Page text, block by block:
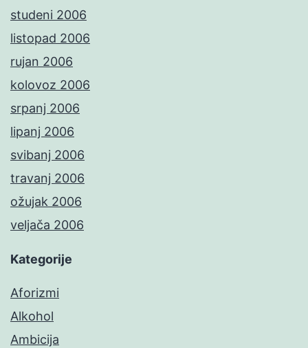
studeni 2006
listopad 2006
rujan 2006
kolovoz 2006
srpanj 2006
lipanj 2006
svibanj 2006
travanj 2006
ožujak 2006
veljača 2006
Kategorije
Aforizmi
Alkohol
Ambicija